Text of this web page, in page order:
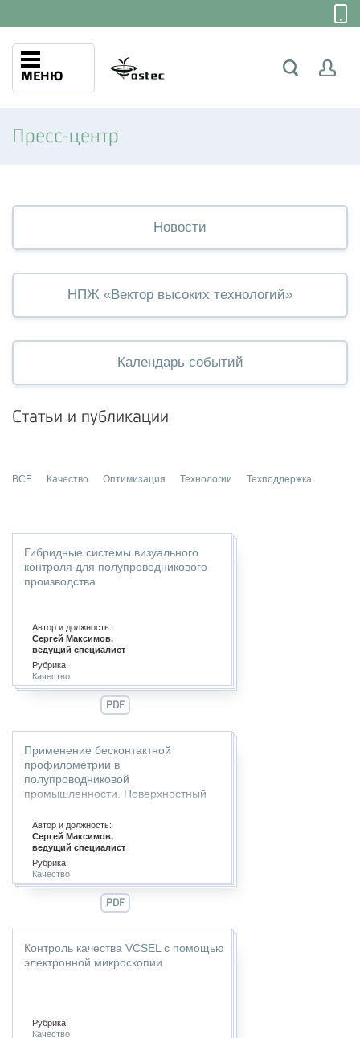
МЕНЮ
Пресс-центр
Новости
НПЖ «Вектор высоких технологий»
Календарь событий
Статьи и публикации
ВСЕ Качество Оптимизация Технологии Техподдержка
Гибридные системы визуального
контроля для полупроводникового
производства
Автор и должность:
Сергей Максимов,
ведущий специалист
Рубрика:
Качество
PDF
Применение бесконтактной
профилометрии в
полупроводниковой
промышленности. Поверхностный
Автор и должность:
Сергей Максимов,
ведущий специалист
Рубрика:
Качество
PDF
Контроль качества VCSEL с помощью
электронной микроскопии
Рубрика:
Качество